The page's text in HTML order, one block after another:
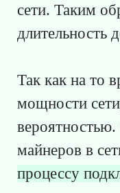
сети. Таким
длительность
Так как на то
мощности
майнеров в
процессу